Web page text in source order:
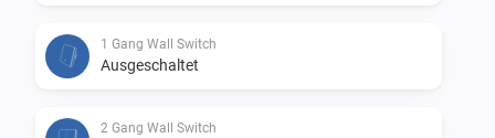
1 Gang Wall Switch
Ausgeschaltet
2 Gang Wall Switch